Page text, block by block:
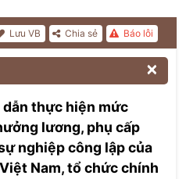
Báo lỗi
Chia sẻ
Lưu VB

thực hiện mức
lương, phụ cấp
nghiệp công lập của
Nam, tổ chức chính